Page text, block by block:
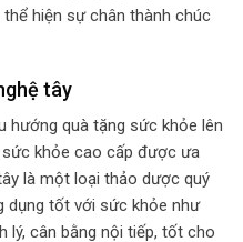
hiện sự chân thành chúc
tây
hướng quà tặng sức khỏe lên
khỏe cao cấp được ưa
là một loại thảo dược quý
dụng tốt với sức khỏe như
lý, cân bằng nội tiếp, tốt cho